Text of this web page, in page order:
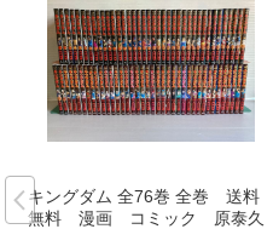
キングダム 全76巻 全巻 送料
無料 漫画 コミック 原泰久